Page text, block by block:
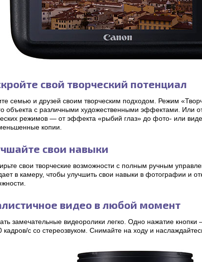
свой творческий потенциал
семью и друзей своим творческим подходом. Режим
объекта с различными художественными эффектами. Или
режимов — от эффекта «рыбий глаз» до фото- или
копии.
свои навыки
свои творческие возможности с полным ручным
в камеру, чтобы улучшить свои навыки в фотографии и
видео в любой момент
замечательные видеоролики легко. Одно нажатие
кадров/с со стереозвуком. Снимайте на ходу и